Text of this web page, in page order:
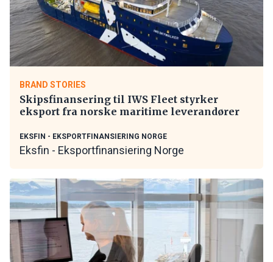
BRAND STORIES
Skipsfinansering til IWS Fleet styrker
eksport fra norske maritime leverandører
EKSFIN - EKSPORTFINANSIERING NORGE
Eksfin - Eksportfinansiering Norge